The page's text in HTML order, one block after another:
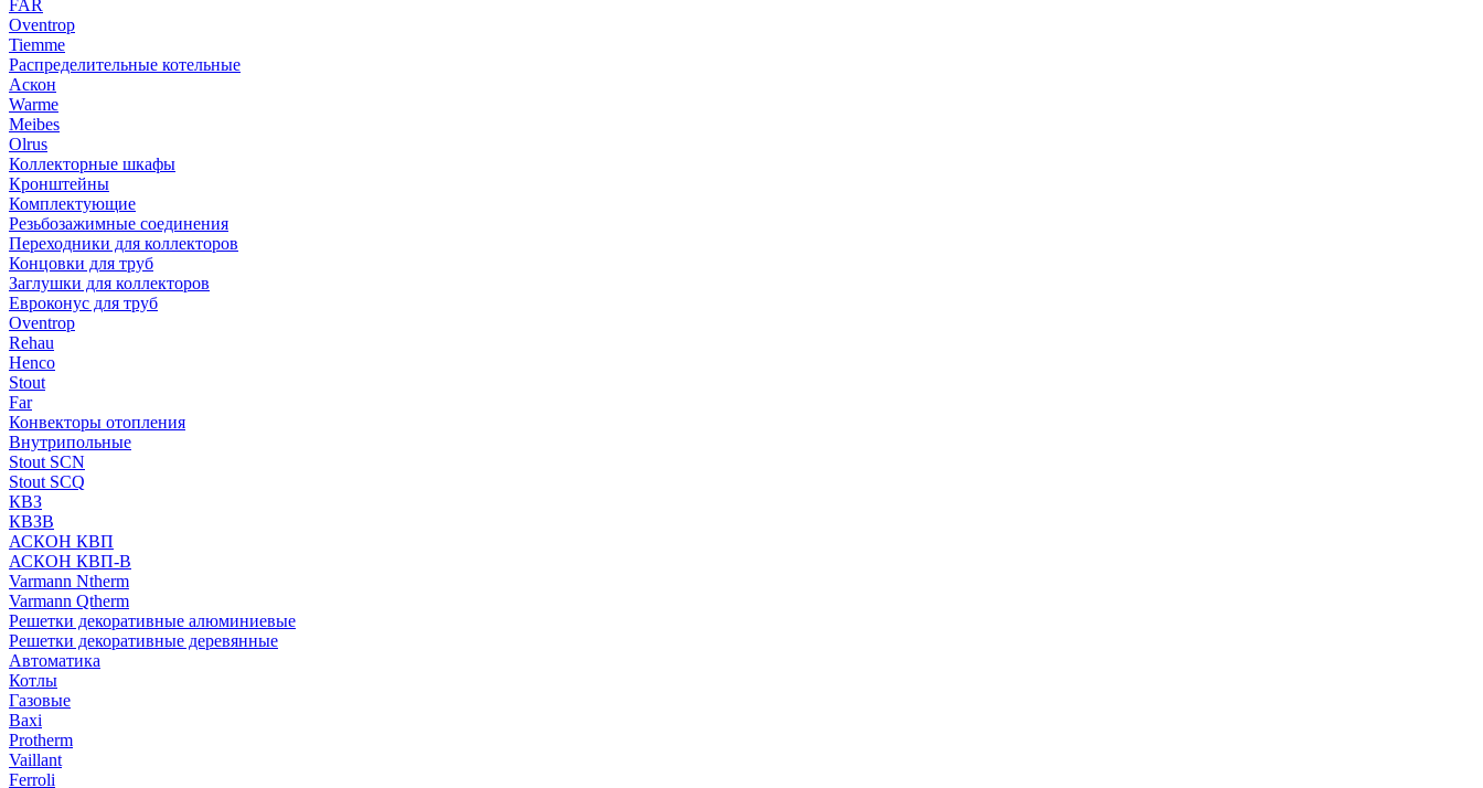
FAR
Oventrop
Tiemme
Распределительные котельные
Аскон
Warme
Meibes
Olrus
Коллекторные шкафы
Кронштейны
Комплектующие
Резьбозажимные соединения
Переходники для коллекторов
Концовки для труб
Заглушки для коллекторов
Евроконус для труб
Oventrop
Rehau
Henco
Stout
Far
Конвекторы отопления
Внутрипольные
Stout SCN
Stout SCQ
КВЗ
КВЗВ
АСКОН КВП
АСКОН КВП-В
Varmann Ntherm
Varmann Qtherm
Решетки декоративные алюминиевые
Решетки декоративные деревянные
Автоматика
Котлы
Газовые
Baxi
Protherm
Vaillant
Ferroli